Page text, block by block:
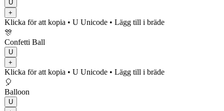
U
+
Klicka för att kopia • U Unicode • Lägg till i bräde
🎊
Confetti Ball
U
+
Klicka för att kopia • U Unicode • Lägg till i bräde
🎈
Balloon
U